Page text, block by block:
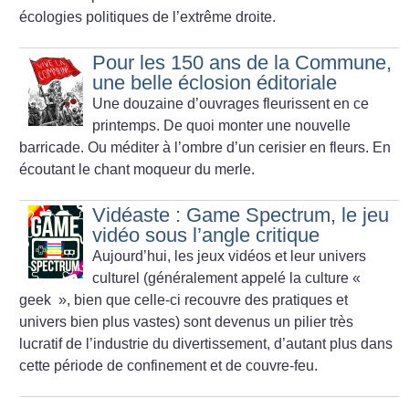
écologies politiques de l’extrême droite.
Pour les 150 ans de la Commune,
une belle éclosion éditoriale
Une douzaine d’ouvrages fleurissent en ce
printemps. De quoi monter une nouvelle
barricade. Ou méditer à l’ombre d’un cerisier en fleurs. En
écoutant le chant moqueur du merle.
Vidéaste : Game Spectrum, le jeu
vidéo sous l’angle critique
Aujourd’hui, les jeux vidéos et leur univers
culturel (généralement appelé la culture «
geek », bien que celle-ci recouvre des pratiques et
univers bien plus vastes) sont devenus un pilier très
lucratif de l’industrie du divertissement, d’autant plus dans
cette période de confinement et de couvre-feu.